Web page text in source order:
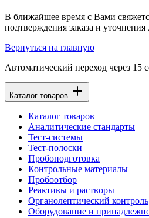
В ближайшее время с Вами
подтверждения заказа и
Вернуться на главную
Автоматический переход через 15
Каталог товаров
Каталог товаров
Аналитические стандарты
Тест-системы
Тест-полоски
Пробоподготовка
Контрольные материалы
Пробоотбор
Реактивы и растворы
Органолептический контроль
Оборудование и